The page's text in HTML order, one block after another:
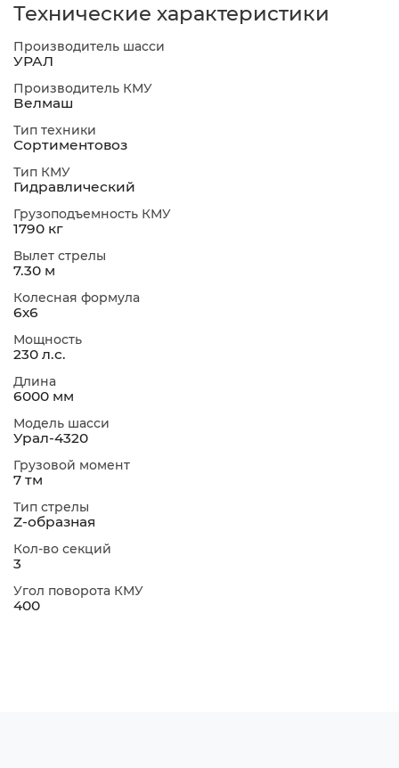
Технические характеристики
Производитель шасси
УРАЛ
Производитель КМУ
Велмаш
Тип техники
Сортиментовоз
Тип КМУ
Гидравлический
Грузоподъемность КМУ
1790 кг
Вылет стрелы
7.30 м
Колесная формула
6х6
Мощность
230 л.с.
Длина
6000 мм
Модель шасси
Урал-4320
Грузовой момент
7 тм
Тип стрелы
Z-образная
Кол-во секций
3
Угол поворота КМУ
400